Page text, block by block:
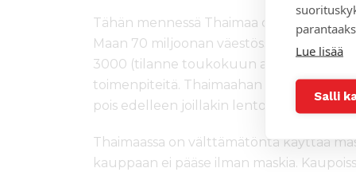
Lue lisää
Salli
Tähän mennessä Thaimaa on säästynyt
Maan 70 miljoonan väestössä
3000 (tilanne toukokuun alussa). Maa
toimenpiteitä. Thaimaahan ei pääse
pois edelleen joillakin lentoyhtiöillä.
Thaimaassa on välttämätöntä käyttää
kauppaan ei pääse ilman maskia.